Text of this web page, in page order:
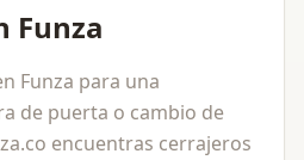
Funza
Funza para una
de puerta o cambio de
encuentras cerrajeros